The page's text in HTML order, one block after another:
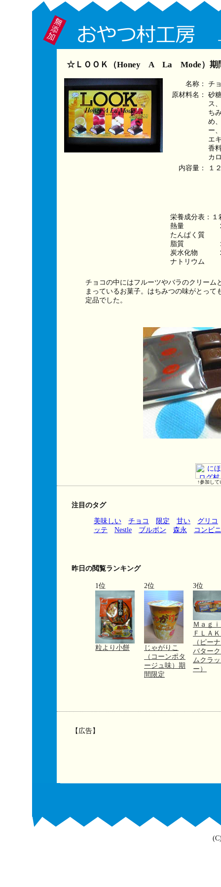
☆ＬＯＯＫ（Honey A La Mode）期
名称：
チ
原材料名：
砂
ス
ち
め
ー
エ
香
カ
内容量：
１
栄養成分表：１
熱量　　　　
たんぱく質　　
脂質　　　　　
炭水化物　　　
チョコの中にはフルーツやバラのクリーム
まっているお菓子。はちみつの味がとって
定品でした。
↑参加して
注目のタグ
美味しい チョコ 限定 甘い
グリコ
ッテ
Nestle ブルボン 森永 コンビニ
昨日の閲覧ランキング
1位
粒より小餅
2位
じゃがりこ
（コーンポタ
ージュ味）期
間限定
3位
Ｍａｇ
ＦＬＡ
（ピー
バター
ムクラ
ー）
【広告】